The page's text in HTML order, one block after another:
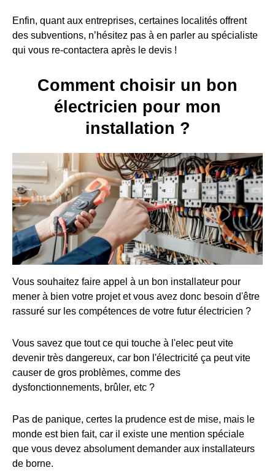
Enfin, quant aux entreprises, certaines localités offrent
des subventions, n’hésitez pas à en parler au spécialiste
qui vous re-contactera après le devis !
Comment choisir un bon
électricien pour mon
installation ?
Vous souhaitez faire appel à un bon installateur pour
mener à bien votre projet et vous avez donc besoin d'être
rassuré sur les compétences de votre futur électricien ?
Vous savez que tout ce qui touche à l'elec peut vite
devenir très dangereux, car bon l'électricité ça peut vite
causer de gros problèmes, comme des
dysfonctionnements, brûler, etc ?
Pas de panique, certes la prudence est de mise, mais le
monde est bien fait, car il existe une mention spéciale
que vous devez absolument demander aux installateurs
de borne.